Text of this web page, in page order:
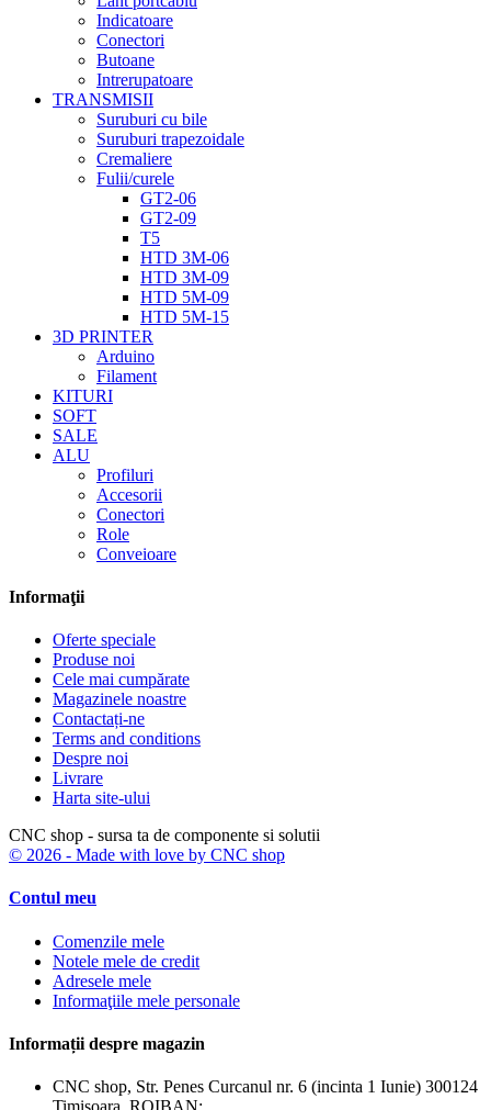
Indicatoare
Conectori
Butoane
Intrerupatoare
TRANSMISII
Suruburi cu bile
Suruburi trapezoidale
Cremaliere
Fulii/curele
GT2-06
GT2-09
T5
HTD 3M-06
HTD 3M-09
HTD 5M-09
HTD 5M-15
3D PRINTER
Arduino
Filament
KITURI
SOFT
SALE
ALU
Profiluri
Accesorii
Conectori
Role
Conveioare
Informaţii
Oferte speciale
Produse noi
Cele mai cumpărate
Magazinele noastre
Contactați-ne
Terms and conditions
Despre noi
Livrare
Harta site-ului
CNC shop - sursa ta de componente si solutii
© 2026 - Made with love by CNC shop
Contul meu
Comenzile mele
Notele mele de credit
Adresele mele
Informaţiile mele personale
Informații despre magazin
CNC shop, Str. Penes Curcanul nr. 6 (incinta 1 Iunie) 300124